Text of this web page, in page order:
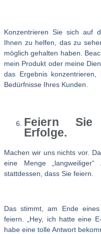
Konzentrieren Sie sich auf
Ihnen zu helfen, das zu
möglich gehalten haben.
mein Produkt oder meine
das Ergebnis
Bedürfnisse Ihres Kunden.
Feiern Sie
Erfolge.
Machen wir uns nichts vor.
eine Menge
stattdessen, dass Sie feiern.
Das stimmt, am Ende
feiern. „Hey, ich hatte eine
habe eine tolle Antwort